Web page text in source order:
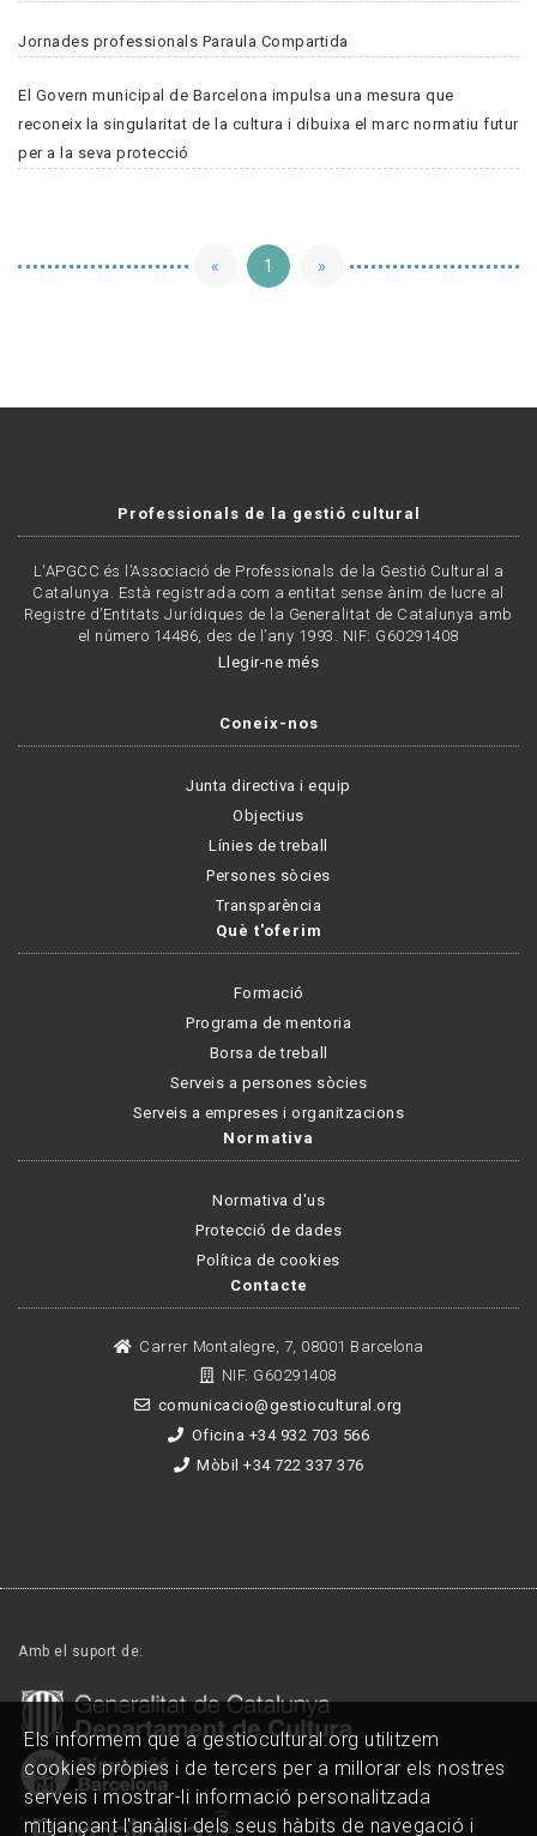
Jornades professionals Paraula Compartida
El Govern municipal de Barcelona impulsa una mesura que
reconeix la singularitat de la cultura i dibuixa el marc normatiu futur
per a la seva protecció
« 1 »
Professionals de la gestió cultural
L'APGCC és l’Associació de Professionals de la Gestió Cultural a
Catalunya. Està registrada com a entitat sense ànim de lucre al
Registre d’Entitats Jurídiques de la Generalitat de Catalunya amb
el número 14486, des de l’any 1993. NIF: G60291408
Llegir-ne més
Coneix-nos
Junta directiva i equip
Objectius
Línies de treball
Persones sòcies
Transparència
Què t'oferim
Formació
Programa de mentoria
Borsa de treball
Serveis a persones sòcies
Serveis a empreses i organitzacions
Normativa
Normativa d'us
Protecció de dades
Política de cookies
Contacte
Carrer Montalegre, 7, 08001 Barcelona
NIF. G60291408
comunicacio@gestiocultural.org
Oficina +34 932 703 566
Mòbil +34 722 337 376
Amb el suport de:
Els informem que a gestiocultural.org utilitzem
cookies pròpies i de tercers per a millorar els nostres
serveis i mostrar-li informació personalitzada
mitjançant l'anàlisi dels seus hàbits de navegació i